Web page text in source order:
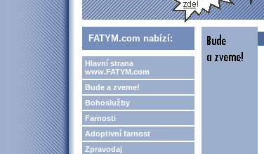
FATYM.com nabízí:
Hlavní strana
www.FATYM.com
Bude a zveme!
Bohoslužby
Farnosti
Adoptivní farnost
Zpravodaj